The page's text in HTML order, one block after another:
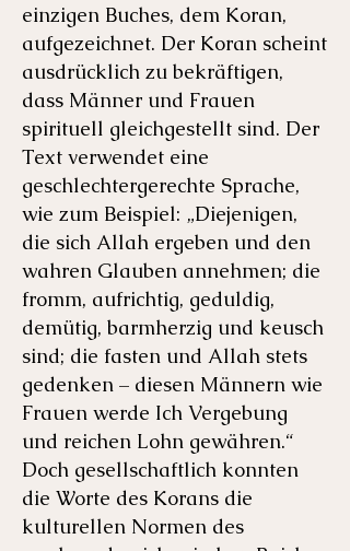
einzigen Buches, dem Koran,
aufgezeichnet. Der Koran scheint
ausdrücklich zu bekräftigen,
dass Männer und Frauen
spirituell gleichgestellt sind. Der
Text verwendet eine
geschlechtergerechte Sprache,
wie zum Beispiel: „Diejenigen,
die sich Allah ergeben und den
wahren Glauben annehmen; die
fromm, aufrichtig, geduldig,
demütig, barmherzig und keusch
sind; die fasten und Allah stets
gedenken – diesen Männern wie
Frauen werde Ich Vergebung
und reichen Lohn gewähren.“
Doch gesellschaftlich konnten
die Worte des Korans die
kulturellen Normen des